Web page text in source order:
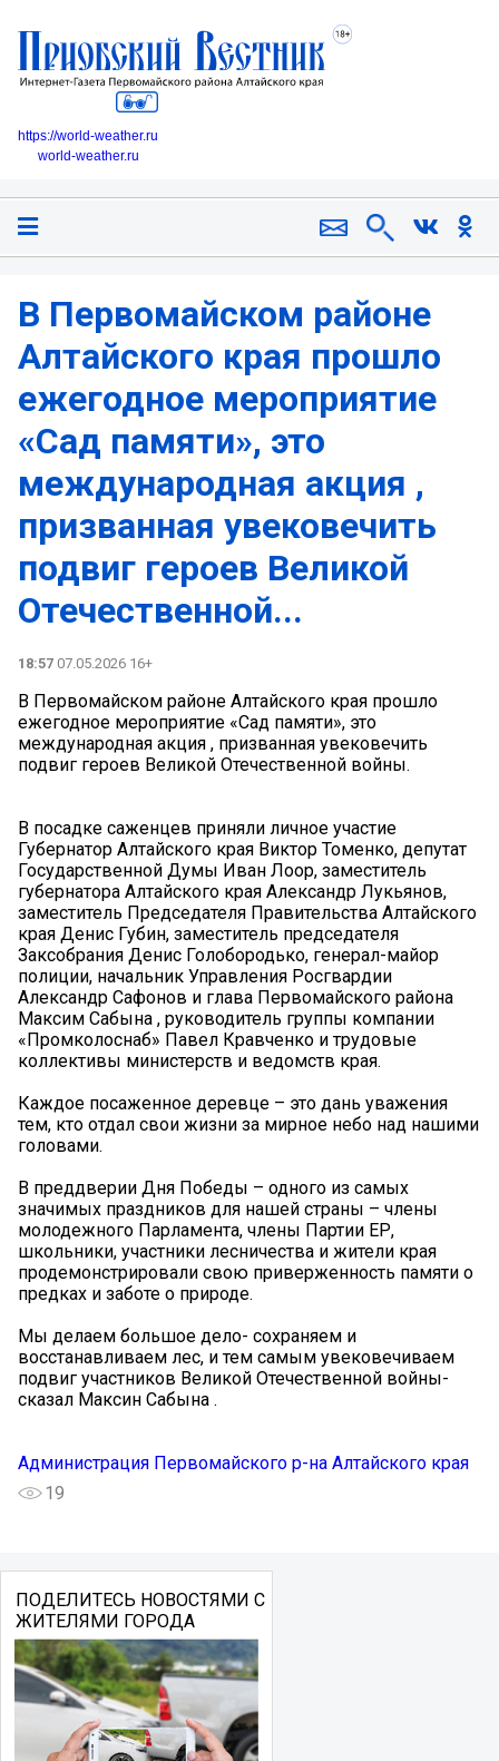
https://world-weather.ru
world-weather.ru
В Первомайском районе
Алтайского края прошло
ежегодное мероприятие
«Сад памяти», это
международная акция ,
призванная увековечить
подвиг героев Великой
Отечественной...
18:57 07.05.2026 16+
В Первомайском районе Алтайского края прошло
ежегодное мероприятие «Сад памяти», это
международная акция , призванная увековечить
подвиг героев Великой Отечественной войны.
В посадке саженцев приняли личное участие
Губернатор Алтайского края Виктор Томенко, депутат
Государственной Думы Иван Лоор, заместитель
губернатора Алтайского края Александр Лукьянов,
заместитель Председателя Правительства Алтайского
края Денис Губин, заместитель председателя
Заксобрания Денис Голобородько, генерал-майор
полиции, начальник Управления Росгвардии
Александр Сафонов и глава Первомайского района
Максим Сабына , руководитель группы компании
«Промколоснаб» Павел Кравченко и трудовые
коллективы министерств и ведомств края.
Каждое посаженное деревце – это дань уважения
тем, кто отдал свои жизни за мирное небо над нашими
головами.
В преддверии Дня Победы – одного из самых
значимых праздников для нашей страны – члены
молодежного Парламента, члены Партии ЕР,
школьники, участники лесничества и жители края
продемонстрировали свою приверженность памяти о
предках и заботе о природе.
Мы делаем большое дело- сохраняем и
восстанавливаем лес, и тем самым увековечиваем
подвиг участников Великой Отечественной войны-
сказал Максин Сабына .
Администрация Первомайского р-на Алтайского края
19
ПОДЕЛИТЕСЬ НОВОСТЯМИ С
ЖИТЕЛЯМИ ГОРОДА